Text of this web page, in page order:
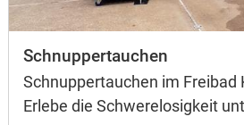
Schnuppertauchen
Schnuppertauchen im Freibad
Erlebe die Schwerelosigkeit